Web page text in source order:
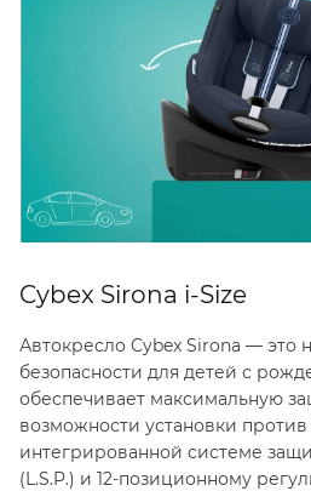
Cybex Sirona i-Size
Автокресло Cybex Sirona — это
безопасности для детей с
обеспечивает максимальную
возможности установки
интегрированной системе
(L.S.P.) и 12-позиционному